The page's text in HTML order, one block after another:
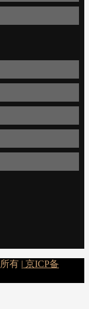
有 | 京ICP备